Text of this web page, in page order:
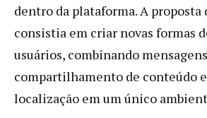
dentro da plataforma. A proposta
consistia em criar novas formas
usuários, combinando
compartilhamento de conteúdo
localização em um único